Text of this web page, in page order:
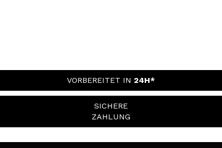
VORBEREITET IN 24H*
SICHERE
ZAHLUNG